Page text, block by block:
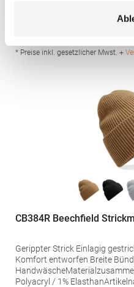
Nr.: 3088Hersteller:
* Preise inkl. gesetzlicher Mwst. +
CB384R Beechfield
Gerippter Strick Einlagig gestrickt Speziell für maximalen
Komfort entworfen Breite Bündchen Abreißetikett Pfegehinweis:
Polyacryl / 1%